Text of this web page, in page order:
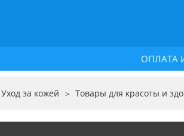
ОПЛАТА
Уход за кожей Товары для красоты и